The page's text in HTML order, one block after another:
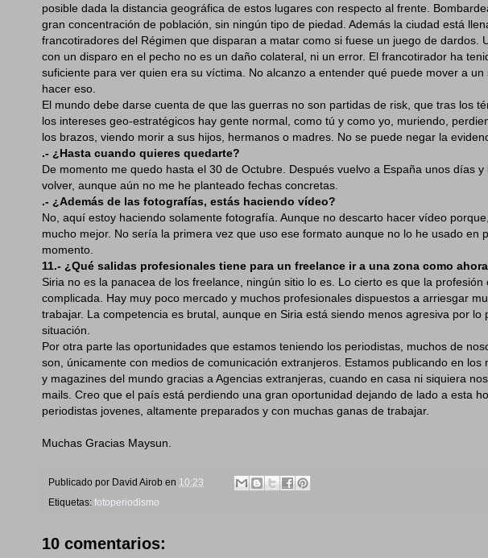
posible dada la distancia geográfica de estos lugares con respecto al frente.
gran concentración de población, sin ningún tipo de piedad. Además la ciudad está
francotiradores del Régimen que disparan a matar como si fuese un juego de dardos.
con un disparo en el pecho no es un daño colateral, ni un error. El francotirador ha
suficiente para ver quien era su víctima. No alcanzo a entender qué puede mover a un
hacer eso.
El mundo debe darse cuenta de que las guerras no son partidas de risk, que tras los
los intereses geo-estratégicos hay gente normal, como tú y como yo, muriendo,
los brazos, viendo morir a sus hijos, hermanos o madres. No se puede negar la
.- ¿Hasta cuando quieres quedarte?
De momento me quedo hasta el 30 de Octubre. Después vuelvo a España unos días
volver, aunque aún no me he planteado fechas concretas.
.- ¿Además de las fotografías, estás haciendo vídeo?
No, aquí estoy haciendo solamente fotografía. Aunque no descarto hacer vídeo
mucho mejor. No sería la primera vez que uso ese formato aunque no lo he usado en
momento.
11.- ¿Qué salidas profesionales tiene para un freelance ir a una zona como
Siria no es la panacea de los freelance, ningún sitio lo es. Lo cierto es que la profesión
complicada. Hay muy poco mercado y muchos profesionales dispuestos a arriesgar
trabajar. La competencia es brutal, aunque en Siria está siendo menos agresiva por lo
situación.
Por otra parte las oportunidades que estamos teniendo los periodistas, muchos de
son, únicamente con medios de comunicación extranjeros. Estamos publicando en los
y magazines del mundo gracias a Agencias extranjeras, cuando en casa ni siquiera
mails. Creo que el país está perdiendo una gran oportunidad dejando de lado a esta
periodistas jovenes, altamente preparados y con muchas ganas de trabajar.
Muchas Gracias Maysun.
Publicado por David Airob en 10:23
Etiquetas: fotoperiodismo
10 comentarios: